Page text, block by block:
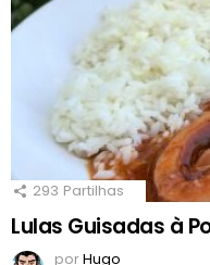
293 Partilhas
Lulas Guisadas à
porHugo